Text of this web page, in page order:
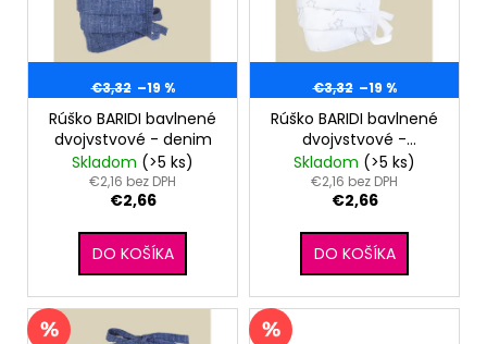
k
p
r
v
€3,32 –19 %
Rúško BARIDI bavlnené
dvojvstvové - denim
Skladom (>5 ks)
€2,16 bez DPH
€2,66
DO KOŠÍKA
€3,32 –19 %
Rúško BARIDI bavlnené
dvojvstvové -
metalická obloha
Skladom (>5 ks)
€2,16 bez DPH
€2,66
DO KOŠÍKA
SET
PROSTERADLO
KOČIARA
NEPRIEPUSTNÉ
PRIEDUŠNÉ